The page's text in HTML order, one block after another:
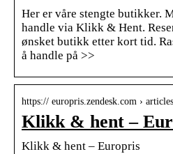
Her er våre stengte butikker.
handle via Klikk & Hent.
ønsket butikk etter kort tid.
å handle på >>
https:// europris.zendesk.com ›
Klikk & hent –
Klikk & hent – Europris